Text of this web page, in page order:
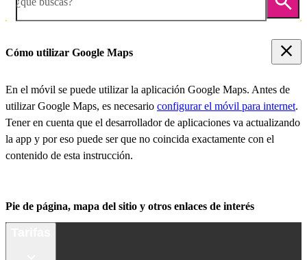
Cómo utilizar Google Maps
En el móvil se puede utilizar la aplicación Google Maps. Antes de
utilizar Google Maps, es necesario configurar el móvil para internet.
Tener en cuenta que el desarrollador de aplicaciones va actualizando
la app y por eso puede ser que no coincida exactamente con el
contenido de esta instrucción.
Pie de página, mapa del sitio y otros enlaces de interés